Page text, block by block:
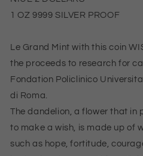
|
Niue
Dollar
Silbermünze
Proof
|
Niue
Dollar
Silbermünze
Proof
1 OZ 9999 SILVER PROOF
Le Grand Mint with this coin
the proceeds to research for
Fondation Policlinico
di Roma.
The dandelion, a flower that in
to make a wish, is made up of
such as hope, fortitude,